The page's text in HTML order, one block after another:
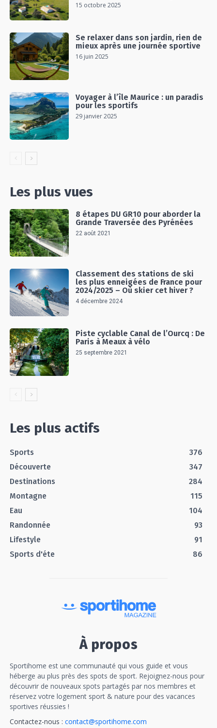
15 octobre 2025
Se relaxer dans son jardin, rien de
mieux après une journée sportive
16 juin 2025
Voyager à l’île Maurice : un paradis
pour les sportifs
29 janvier 2025
Les plus vues
8 étapes DU GR10 pour aborder la
Grande Traversée des Pyrénées
22 août 2021
Classement des stations de ski
les plus enneigées de France pour
2024/2025 – Où skier cet hiver ?
4 décembre 2024
Piste cyclable Canal de l’Ourcq : De
Paris à Meaux à vélo
25 septembre 2021
Les plus actifs
Sports
376
Découverte
347
Destinations
284
Montagne
115
Eau
104
Randonnée
93
Lifestyle
91
Sports d'éte
86
À propos
Sportihome est une communauté qui vous guide et vous
héberge au plus près des spots de sport. Rejoignez-nous pour
découvrir de nouveaux spots partagés par nos membres et
réservez votre logement sport & nature pour des vacances
sportives réussies !
Contactez-nous : contact@sportihome.com